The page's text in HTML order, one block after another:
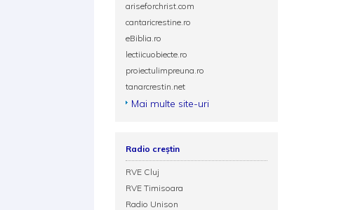
ariseforchrist.com
cantaricrestine.ro
eBiblia.ro
lectiicuobiecte.ro
proiectulimpreuna.ro
tanarcrestin.net
Mai multe site-uri
Radio creștin
RVE Cluj
RVE Timisoara
Radio Unison